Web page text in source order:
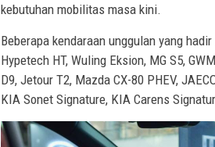
kebutuhan mobilitas masa kini.
Beberapa kendaraan unggulan yang
Hypetech HT, Wuling Eksion, MG S5,
D9, Jetour T2, Mazda CX-80 PHEV,
KIA Sonet Signature, KIA Carens